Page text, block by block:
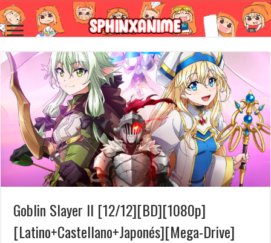
Goblin Slayer II [12/12][BD][1080p]
[Latino+Castellano+Japonés][Mega-Drive]